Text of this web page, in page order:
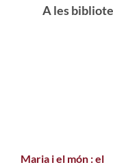
A les
Maria i el món : el